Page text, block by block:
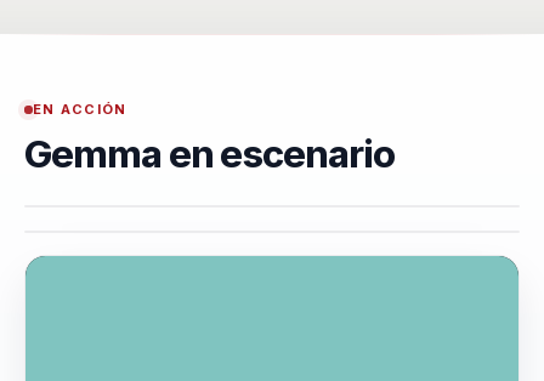
EN ACCIÓN
Gemma en escenario